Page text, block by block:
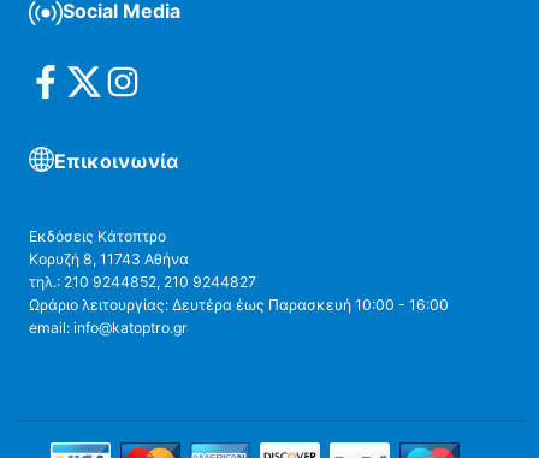
Social Media
Επικοινωνία
Εκδόσεις Κάτοπτρο
Κορυζή 8, 11743 Αθήνα
τηλ.: 210 9244852, 210 9244827
Ωράριο λειτουργίας: Δευτέρα έως Παρασκευή 10:00 - 16:00
email: info@katoptro.gr